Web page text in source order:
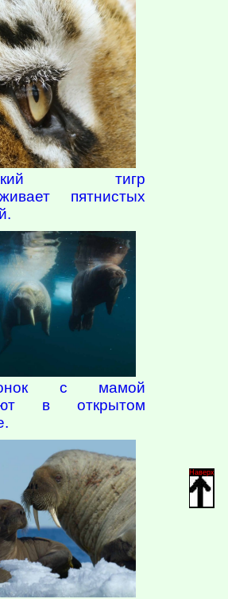
тигр
пятнистых
с мамой
в открытом
Наверх